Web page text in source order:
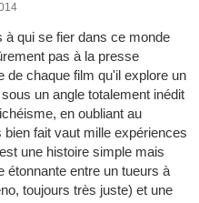
à qui se fier dans ce monde
pas à la presse
de chaque film qu'il explore un
un angle totalement inédit
en oubliant au
fait vaut mille expériences
une histoire simple mais
étonnante entre un tueurs à
toujours très juste) et une